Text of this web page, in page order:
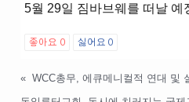
5월 29일 짐바브웨를 떠날 예
좋아요 0 싫어요 0
«